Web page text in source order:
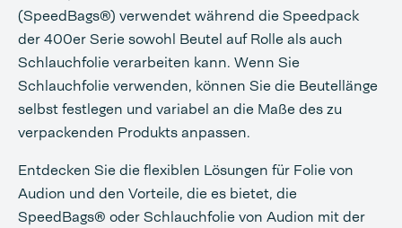
(SpeedBags®) verwendet während die Speedpack
der 400er Serie sowohl Beutel auf Rolle als auch
Schlauchfolie verarbeiten kann. Wenn Sie
Schlauchfolie verwenden, können Sie die Beutellänge
selbst festlegen und variabel an die Maße des zu
verpackenden Produkts anpassen.
Entdecken Sie die flexiblen Lösungen für Folie von
Audion und den Vorteile, die es bietet, die
SpeedBags® oder Schlauchfolie von Audion mit der